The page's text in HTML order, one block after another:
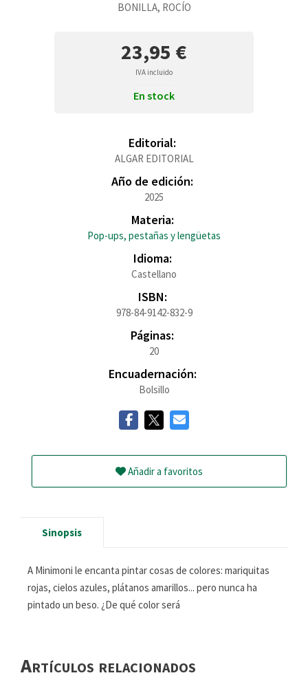
BONILLA, ROCÍO
23,95 €
IVA incluido
En stock
Editorial:
ALGAR EDITORIAL
Año de edición:
2025
Materia:
Pop-ups, pestañas y lengüetas
Idioma:
Castellano
ISBN:
978-84-9142-832-9
Páginas:
20
Encuadernación:
Bolsillo
Añadir a favoritos
Sinopsis
A Minimoni le encanta pintar cosas de colores: mariquitas
rojas, cielos azules, plátanos amarillos... pero nunca ha
pintado un beso. ¿De qué color será
Artículos relacionados